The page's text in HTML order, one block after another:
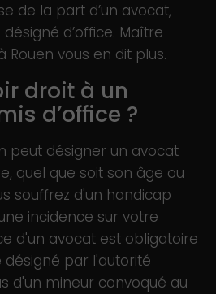
de la part d’un avocat,
d’office. Maître
à Rouen vous en dit plus.
droit à un
d’office ?
peut désigner un avocat
quel que soit son âge ou
souffrez d'un handicap
incidence sur votre
d'un avocat est obligatoire
par l'autorité
d'un mineur convoqué au